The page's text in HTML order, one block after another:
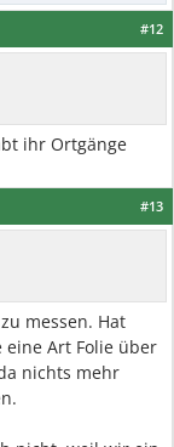
#12
ihr Ortgänge
#13
messen. Hat
Art Folie über
nichts mehr